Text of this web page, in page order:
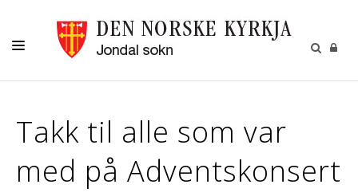
BORN
KOR OG KYRKJEMUSIKK
Takk til alle som var
med på Adventskonsert